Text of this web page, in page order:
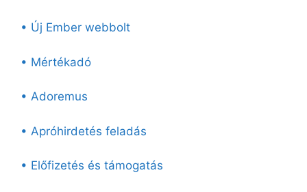
• Új Ember webbolt
• Mértékadó
• Adoremus
• Apróhirdetés feladás
• Előfizetés és támogatás